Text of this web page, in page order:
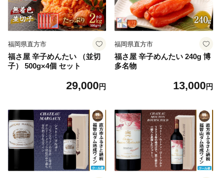
福岡県直方市
福さ屋 辛子めんたい （並切
子） 500g×4個 セット
29,000円
福岡県直方市
福さ屋 辛子めんたい 240g 博
多名物
13,000円